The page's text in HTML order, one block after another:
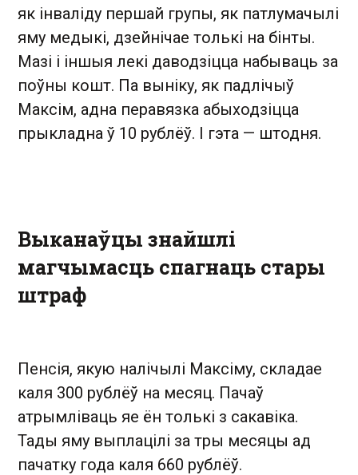
як інваліду першай групы, як патлумачылі
яму медыкі, дзейнічае толькі на бінты.
Мазі і іншыя лекі даводзіцца набываць за
поўны кошт. Па выніку, як падлічыў
Максім, адна перавязка абыходзіцца
прыкладна ў 10 рублёў. І гэта — штодня.
Выканаўцы знайшлі
магчымасць спагнаць стары
штраф
Пенсія, якую налічылі Максіму, складае
каля 300 рублёў на месяц. Пачаў
атрымліваць яе ён толькі з сакавіка.
Тады яму выплацілі за тры месяцы ад
пачатку года каля 660 рублёў.